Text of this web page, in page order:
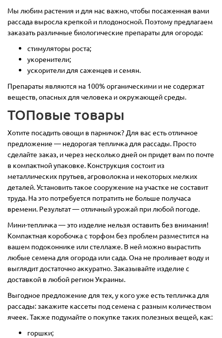
Мы любим растения и для нас важно, чтобы посаженная вами
рассада выросла крепкой и плодоносной. Поэтому предлагаем
заказать различные биологические препараты для огорода:
стимуляторы роста;
укоренители;
ускорители для саженцев и семян.
Препараты являются на 100% органическими и не содержат
веществ, опасных для человека и окружающей среды.
ТОПовые товары
Хотите посадить овощи в парничок? Для вас есть отличное
предложение — недорогая тепличка для рассады. Просто
сделайте заказ, и через несколько дней он придет вам по почте
в компактной упаковке. Конструкция состоит из
металлических прутьев, агроволокна и некоторых мелких
деталей. Установить такое сооружение на участке не составит
труда. На это потребуется потратить не больше получаса
времени. Результат — отличный урожай при любой погоде.
Мини-тепличка — это изделие нельзя оставить без внимания!
Компактная коробочка с торфом без проблем разместится на
вашем подоконнике или стеллаже. В ней можно вырастить
любые семена для огорода или сада. Она не проливает воду и
выглядит достаточно аккуратно. Заказывайте изделие с
доставкой в любой регион Украины.
Выгодное предложение для тех, у кого уже есть тепличка для
рассады: закажите кассеты под семена с разным количеством
ячеек. Также подумайте о покупке таких полезных вещей, как:
горшки;